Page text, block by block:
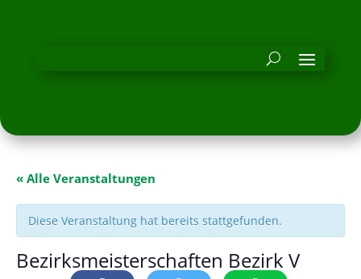
« Alle Veranstaltungen
Diese Veranstaltung hat bereits stattgefunden.
Bezirksmeisterschaften Bezirk V